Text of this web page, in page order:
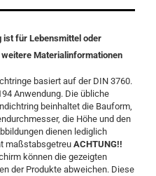
ist für Lebensmittel oder
weitere Materialinformationen
basiert auf der DIN 3760.
Anwendung. Die übliche
beinhaltet die Bauform,
die Höhe und den
dienen lediglich
maßstabsgetreu ACHTUNG!!
können die gezeigten
der Produkte abweichen. Diese